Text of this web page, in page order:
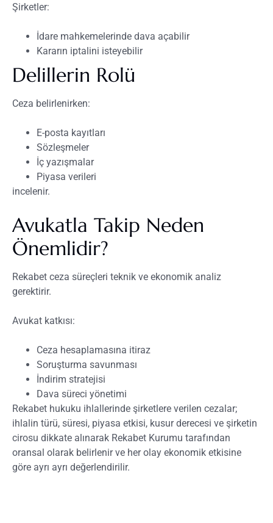
Şirketler:
İdare mahkemelerinde dava açabilir
Kararın iptalini isteyebilir
Delillerin Rolü
Ceza belirlenirken:
E-posta kayıtları
Sözleşmeler
İç yazışmalar
Piyasa verileri
incelenir.
Avukatla Takip Neden
Önemlidir?
Rekabet ceza süreçleri teknik ve ekonomik analiz
gerektirir.
Avukat katkısı:
Ceza hesaplamasına itiraz
Soruşturma savunması
İndirim stratejisi
Dava süreci yönetimi
Rekabet hukuku ihlallerinde şirketlere verilen cezalar;
ihlalin türü, süresi, piyasa etkisi, kusur derecesi ve şirketin
cirosu dikkate alınarak Rekabet Kurumu tarafından
oransal olarak belirlenir ve her olay ekonomik etkisine
göre ayrı ayrı değerlendirilir.